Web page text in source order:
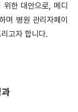
한 대안으로, 메디
며 병원 관리자페이
고자 합니다.